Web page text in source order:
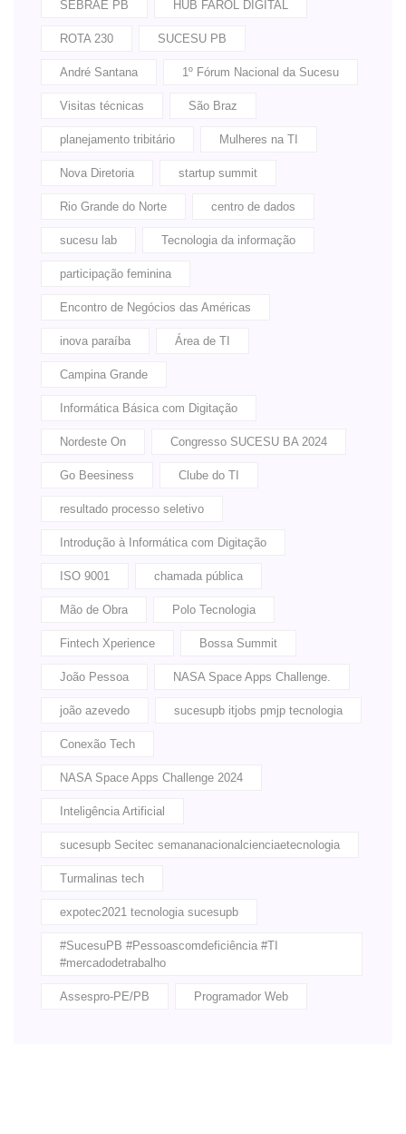
SEBRAE PB HUB FAROL DIGITAL
ROTA 230 SUCESU PB
André Santana 1º Fórum Nacional da Sucesu
Visitas técnicas São Braz
planejamento tribitário Mulheres na TI
Nova Diretoria startup summit
Rio Grande do Norte centro de dados
sucesu lab Tecnologia da informação
participação feminina
Encontro de Negócios das Américas
inova paraíba Área de TI
Campina Grande
Informática Básica com Digitação
Nordeste On Congresso SUCESU BA 2024
Go Beesiness Clube do TI
resultado processo seletivo
Introdução à Informática com Digitação
ISO 9001 chamada pública
Mão de Obra Polo Tecnologia
Fintech Xperience Bossa Summit
João Pessoa NASA Space Apps Challenge.
joão azevedo sucesupb itjobs pmjp tecnologia
Conexão Tech
NASA Space Apps Challenge 2024
Inteligência Artificial
sucesupb Secitec semananacionalcienciaetecnologia
Turmalinas tech
expotec2021 tecnologia sucesupb
#SucesuPB #Pessoascomdeficiência #TI
#mercadodetrabalho
Assespro-PE/PB Programador Web